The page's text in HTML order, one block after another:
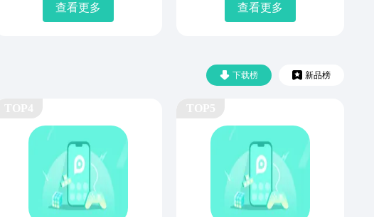
查看更多 查看更多
下载榜 新品榜